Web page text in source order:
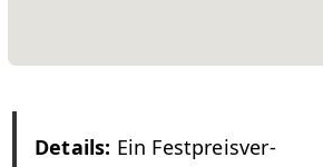
Details: Ein Fest­preisver­